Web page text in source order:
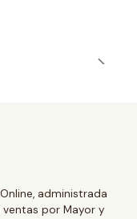
administrada
por Mayor y